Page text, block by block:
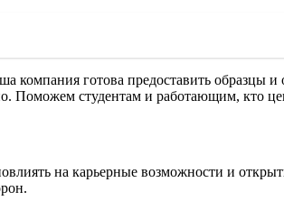
компания готова предоставить образцы
Поможем студентам и работающим, кто
на карьерные возможности и